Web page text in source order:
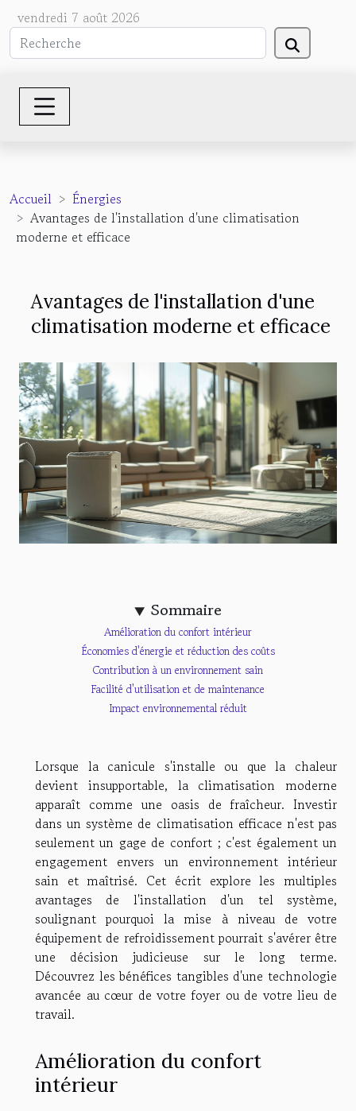
vendredi 7 août 2026
Accueil
Énergies
Avantages de l'installation d'une climatisation
moderne et efficace
Avantages de l'installation d'une
climatisation moderne et efficace
Sommaire
Amélioration du confort intérieur
Économies d'énergie et réduction des coûts
Contribution à un environnement sain
Facilité d'utilisation et de maintenance
Impact environnemental réduit
Lorsque la canicule s'installe ou que la chaleur
devient insupportable, la climatisation moderne
apparaît comme une oasis de fraîcheur. Investir
dans un système de climatisation efficace n'est pas
seulement un gage de confort ; c'est également un
engagement envers un environnement intérieur
sain et maîtrisé. Cet écrit explore les multiples
avantages de l'installation d'un tel système,
soulignant pourquoi la mise à niveau de votre
équipement de refroidissement pourrait s'avérer être
une décision judicieuse sur le long terme.
Découvrez les bénéfices tangibles d'une technologie
avancée au cœur de votre foyer ou de votre lieu de
travail.
Amélioration du confort
intérieur